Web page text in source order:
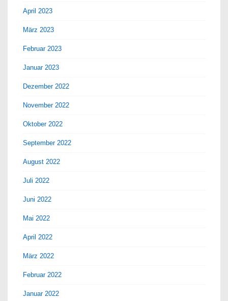
April 2023
März 2023
Februar 2023
Januar 2023
Dezember 2022
November 2022
Oktober 2022
September 2022
August 2022
Juli 2022
Juni 2022
Mai 2022
April 2022
März 2022
Februar 2022
Januar 2022